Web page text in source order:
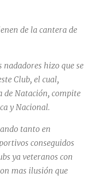
de la cantera de
nadadores hizo que se
Club, el cual,
de Natación, compite
y Nacional.
tanto en
conseguidos
ya veteranos con
mas ilusión que